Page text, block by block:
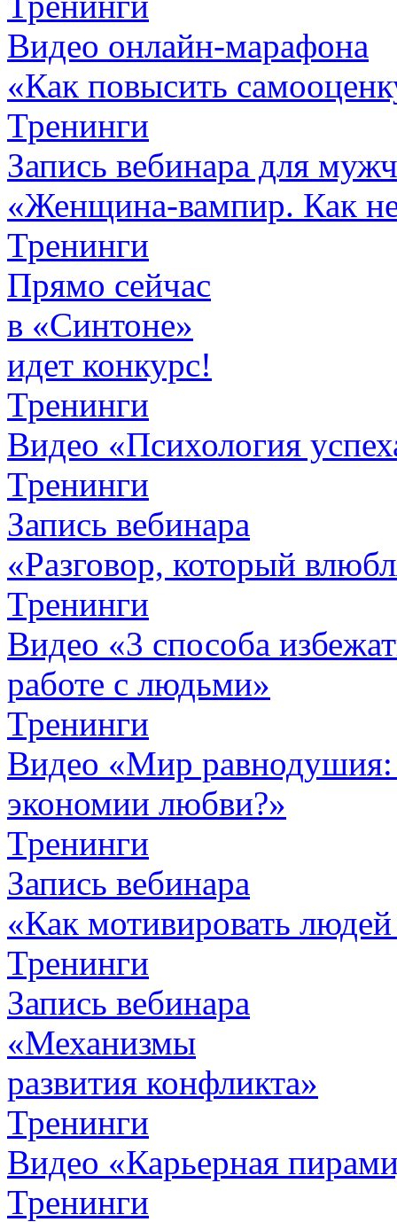
Видео онлайн-марафона
«Как повысить
Тренинги
Запись вебинара для
«Женщина-вампир. Как не
Тренинги
Прямо сейчас
в «Синтоне»
идет конкурс!
Тренинги
Видео «Психология
Тренинги
Запись вебинара
«Разговор, который
Тренинги
Видео «3 способа
работе с людьми»
Тренинги
Видео «Мир равнодушия:
экономии любви?»
Тренинги
Запись вебинара
«Как мотивировать
Тренинги
Запись вебинара
«Механизмы
развития конфликта»
Тренинги
Видео «Карьерная
Тренинги